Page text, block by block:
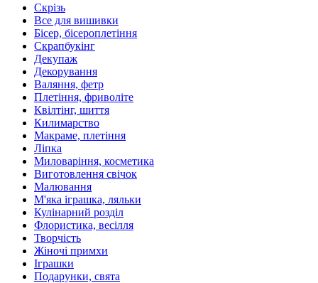
Скрізь
Все для вишивки
Бісер, бісероплетіння
Скрапбукінг
Декупаж
Декорування
Валяння, фетр
Плетіння, фриволіте
Квілтінг, шиття
Килимарство
Макраме, плетіння
Ліпка
Миловаріння, косметика
Виготовлення свічок
Малювання
М'яка іграшка, ляльки
Кулінарний розділ
Флористика, весілля
Творчість
Жіночі примхи
Іграшки
Подарунки, свята